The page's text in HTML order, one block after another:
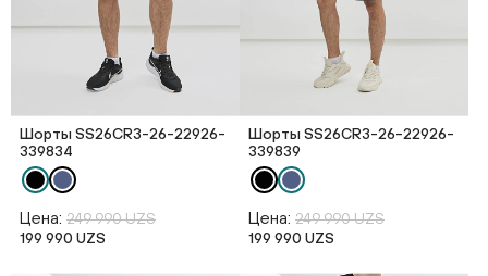
Шорты SS26CR3-26-22926-
339834
Цена: 249 990 UZS
199 990 UZS
Шорты SS26CR3-26-22926-
339839
Цена: 249 990 UZS
199 990 UZS